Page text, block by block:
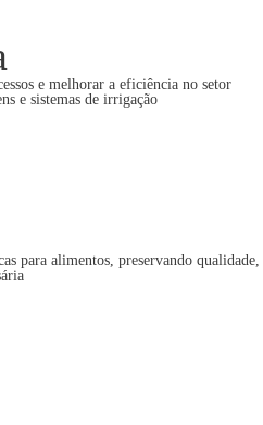
e melhorar a eficiência no setor
e sistemas de irrigação
para alimentos, preservando qualidade,